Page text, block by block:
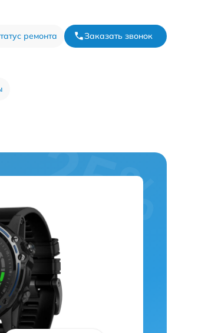
ремонта Заказать звонок